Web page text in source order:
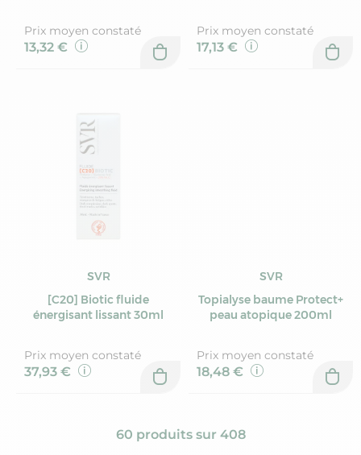
Prix moyen constaté
13,32 €
Prix moyen constaté
17,13 €
SVR
[C20] Biotic fluide
énergisant lissant 30ml
Prix moyen constaté
37,93 €
SVR
Topialyse baume Protect+
peau atopique 200ml
Prix moyen constaté
18,48 €
60 produits sur 408